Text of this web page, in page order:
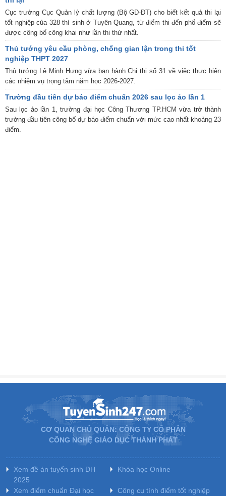
Cục trưởng Cục Quản lý chất lượng (Bộ GD-ĐT) cho biết kết quả thi lại
tốt nghiệp của 328 thí sinh ở Tuyên Quang, từ điểm thi đến phổ điểm sẽ
được công bố công khai như lần thi thứ nhất.
Thủ tướng yêu cầu phòng, chống gian lận trong thi tốt
nghiệp THPT 2027
Thủ tướng Lê Minh Hưng vừa ban hành Chỉ thị số 31 về việc thực hiện
các nhiệm vụ trọng tâm năm học 2026-2027.
Trường đầu tiên dự báo điểm chuẩn 2026 sau lọc ảo lần 1
Sau lọc ảo lần 1, trường đại học Công Thương TP.HCM vừa trở thành
trường đầu tiên công bố dự báo điểm chuẩn với mức cao nhất khoảng 23
điểm.
CƠ QUAN CHỦ QUẢN: CÔNG TY CỔ PHẦN
CÔNG NGHỆ GIÁO DỤC THÀNH PHÁT
Xem đề án tuyển sinh ĐH
2025
Khóa học Online
Xem điểm chuẩn Đại học Công cụ tính điểm tốt nghiệp